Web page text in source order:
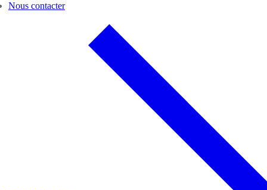
Nous contacter